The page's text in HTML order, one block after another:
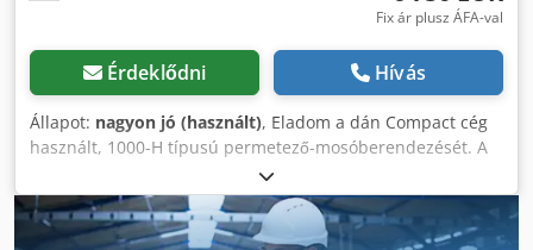
Fix ár plusz ÁFA-val
Érdeklődni Hívás
Állapot: nagyon jó (használt), Eladom a dán Compact cég
használt, 1000-H típusú permetező-mosóberendezését. A
gép működőképes és tömített. Helyszínen tesztelhetjük,
vagy elküldhetünk Önnek egy videót. A magasított kivitel
alapértelmezett magassága 70 cm, és 100 cm-rel nyúlik túl